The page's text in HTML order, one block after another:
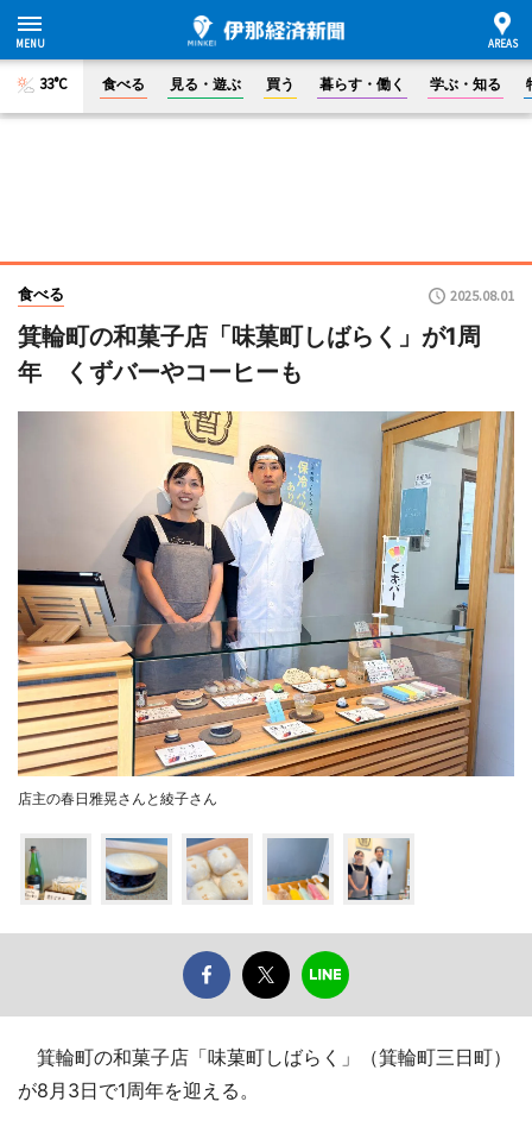
33°C 食べる 見る・遊ぶ 買う 暮らす・働く 学ぶ・知る
食べる 2025.08.01
箕輪町の和菓子店「味菓町しばらく」が1周
年 くずバーやコーヒーも
店主の春日雅晃さんと綾子さん
箕輪町の和菓子店「味菓町しばらく」（箕輪町三日町）
が8月3日で1周年を迎える。